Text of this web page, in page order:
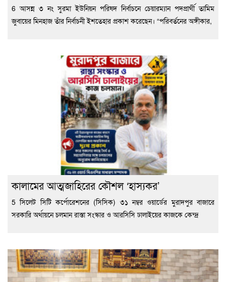
6 আসন্ন ৩ নং সুরমা ইউনিয়ন পরিষদ নির্বাচনে চেয়ারম্যান পদপ্রার্থী তামিম
জুবায়ের মিনহাজ তাঁর নির্বাচনী ইশতেহার প্রকাশ করেছেন। “পরিবর্তনের অঙ্গীকার,
কালামের আত্মজাহিরের কৌশল ‘হাস্যকর’
5 সিলেট সিটি কর্পোরেশনের (সিসিক) ৩১ নম্বর ওয়ার্ডের মুরাদপুর বাজারে
সরকারি অর্থায়নে চলমান রাস্তা সংস্কার ও আরসিসি ঢালাইয়ের কাজকে কেন্দ্র